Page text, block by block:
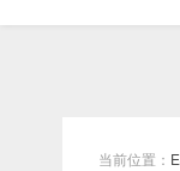
当前位置：